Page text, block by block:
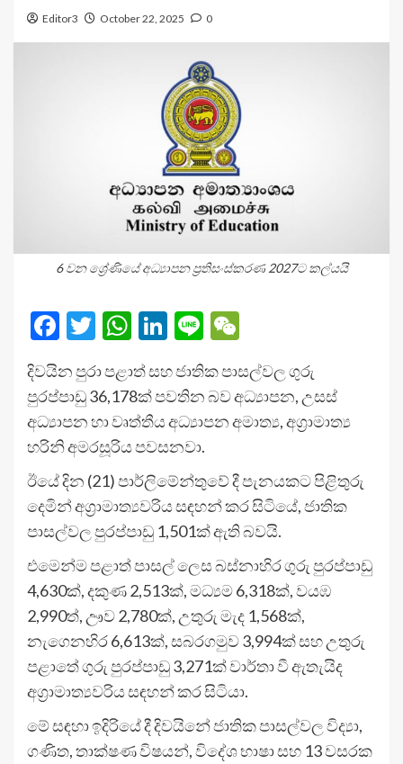
Editor3 October 22, 2025 0
6 වන ශ්‍රේණියේ අධ්‍යාපන ප්‍රතිසංස්කරණ 2027ට කල්යයි
Facebook
Twitter
WhatsApp
LinkedIn
Line
දිවයින පුරා පළාත් සහ ජාතික පාසල්වල ගුරු
පුරප්පාඩු 36,178ක් පවතින බව අධ්‍යාපන, උසස්
අධ්‍යාපන හා වෘත්තීය අධ්‍යාපන අමාත්‍ය, අග්‍රාමාත්‍ය
හරිනි අමරසූරිය පවසනවා.
ඊයේ දින (21) පාර්ලිමේන්තුවේ දී පැනයකට පිළිතුරු
දෙමින් අග්‍රාමාත්‍යවරිය සඳහන් කර සිටියේ, ජාතික
පාසල්වල පුරප්පාඩු 1,501ක් ඇති බවයි.
එමෙන්ම පළාත් පාසල් ලෙස බස්නාහිර ගුරු පුරප්පාඩු
4,630ක්, දකුණ 2,513ක්, මධ්‍යම 6,318ක්, වයඹ
2,990ත්, ඌව 2,780ක්, උතුරු මැද 1,568ක්,
නැගෙනහිර 6,613ක්, සබරගමුව 3,994ක් සහ උතුරු
පළාතේ ගුරු පුරප්පාඩු 3,271ක් වාර්තා වී ඇතැයිද
අග්‍රාමාත්‍යවරිය සඳහන් කර සිටියා.
මේ සඳහා ඉදිරියේ දී දිවයිනේ ජාතික පාසල්වල විද්‍යා,
ගණිත, තාක්ෂණ විෂයන්, විදේශ භාෂා සහ 13 වසරක